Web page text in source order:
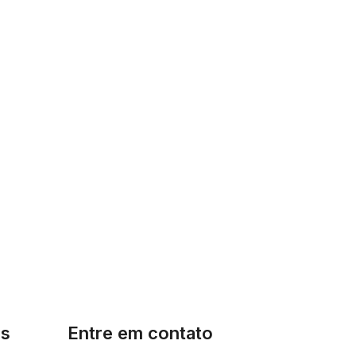
Entre em contato